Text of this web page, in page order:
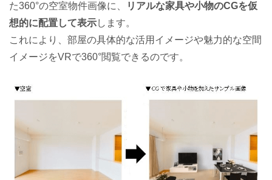
た360°の空室物件画像に、
リアルな家具や小物のCGを仮
想的に配置して表示します。
これにより、部屋の具体的な活用イメージや魅力的な空間
イメージをVRで360°閲覧できるのです。